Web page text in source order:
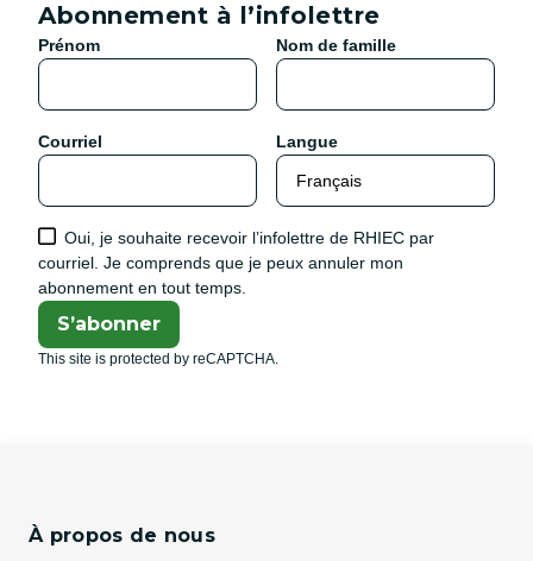
Abonnement à l’infolettre
Prénom Nom de famille
Courriel Langue
Oui, je souhaite recevoir l’infolettre de RHIEC par
courriel. Je comprends que je peux annuler mon
abonnement en tout temps.
S’abonner
This site is protected by reCAPTCHA.
À propos de nous